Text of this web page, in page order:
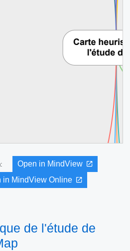
Open in MindView
in MindView Online
de l'étude de